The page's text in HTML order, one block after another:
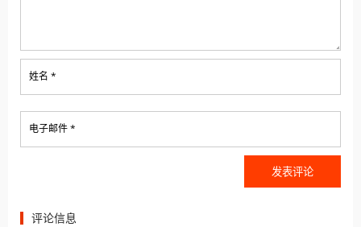
姓名 *
电子邮件 *
评论信息